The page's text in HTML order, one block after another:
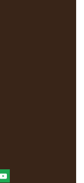
us on YouTube